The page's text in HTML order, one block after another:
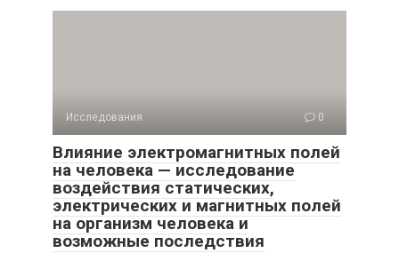
Исследования 0
Влияние электромагнитных полей
на человека — исследование
воздействия статических,
электрических и магнитных полей
на организм человека и
возможные последствия